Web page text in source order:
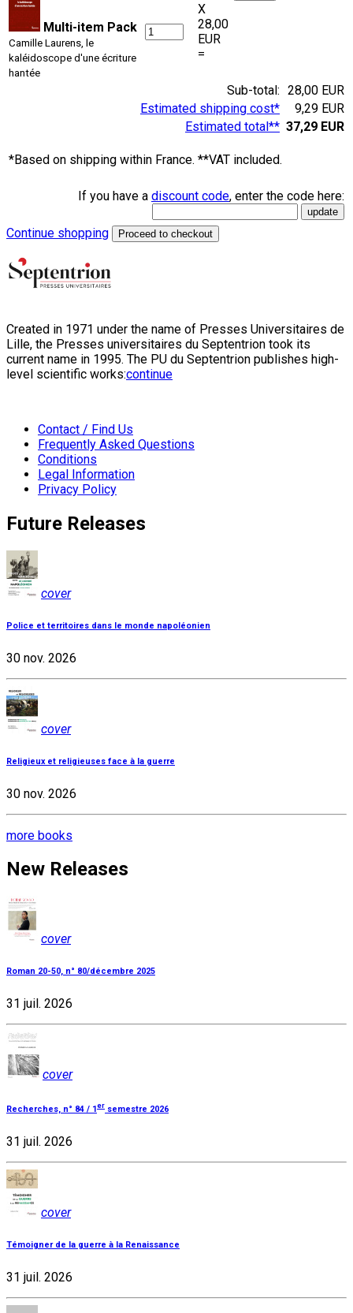
Multi-item Pack
Camille Laurens, le
kaléidoscope d'une écriture
hantée
X
28,00
EUR
=
Sub-total: 28,00 EUR
Estimated shipping cost*
9,29 EUR
Estimated total** 37,29 EUR
*Based on shipping within France. **VAT included.
If you have a discount code, enter the code here:
Continue shopping Proceed to checkout
Created in 1971 under the name of Presses Universitaires de
Lille, the Presses universitaires du Septentrion took its
current name in 1995. The PU du Septentrion publishes high-
level scientific works:continue
Contact / Find Us
Frequently Asked Questions
Conditions
Legal Information
Privacy Policy
Future Releases
cover
Police et territoires dans le monde napoléonien
30 nov. 2026
cover
Religieux et religieuses face à la guerre
30 nov. 2026
more books
New Releases
cover
Roman 20-50, n° 80/décembre 2025
31 juil. 2026
cover
Recherches, n° 84 / 1er semestre 2026
31 juil. 2026
cover
Témoigner de la guerre à la Renaissance
31 juil. 2026